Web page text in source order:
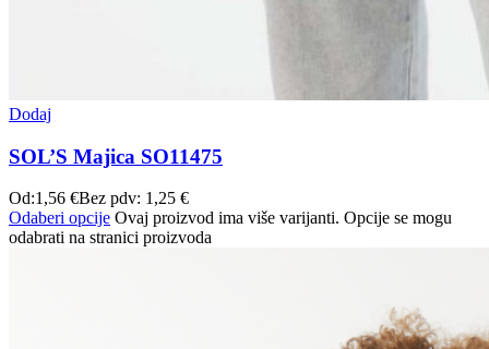
Dodaj
SOL’S Majica SO11475
Od:1,56 €Bez pdv: 1,25 €
Odaberi opcije Ovaj proizvod ima više varijanti. Opcije se mogu
odabrati na stranici proizvoda